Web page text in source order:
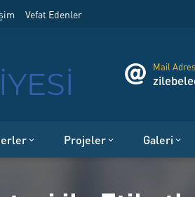
Vefat Edenler
Mail
Projeler Galeri